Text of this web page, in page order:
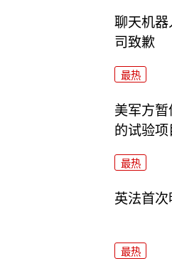
聊天机
司致歉
最热
美军方
的试验项
最热
英法首
最热